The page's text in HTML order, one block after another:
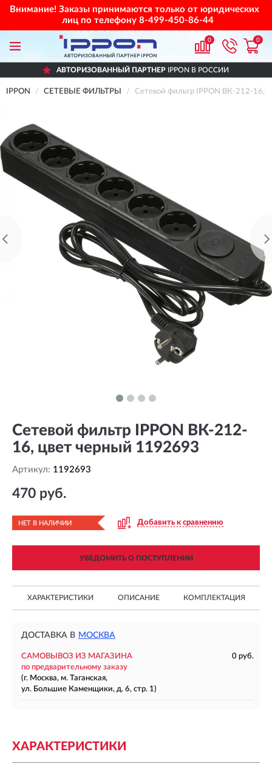
Внимание! Заказы принимаются только от юридических
лиц по телефону 8-499-450-86-44
0 0
АВТОРИЗОВАННЫЙ ПАРТНЕРIPPON В РОССИИ
IPPON СЕТЕВЫЕ ФИЛЬТРЫ Сетевой фильтр IPPON ВК-212-16,
Сетевой фильтр IPPON ВК-212-
16, цвет черный 1192693
Артикул: 1192693
470 руб.
НЕТ В НАЛИЧИИ Добавить к сравнению
УВЕДОМИТЬ О ПОСТУПЛЕНИИ
ХАРАКТЕРИСТИКИ ОПИСАНИЕ КОМПЛЕКТАЦИЯ
ДОСТАВКА В МОСКВА
САМОВЫВОЗ ИЗ МАГАЗИНА
0 руб.
по предварительному заказу
(г. Москва, м. Таганская,
ул. Большие Каменщики, д. 6, стр. 1)
ХАРАКТЕРИСТИКИ